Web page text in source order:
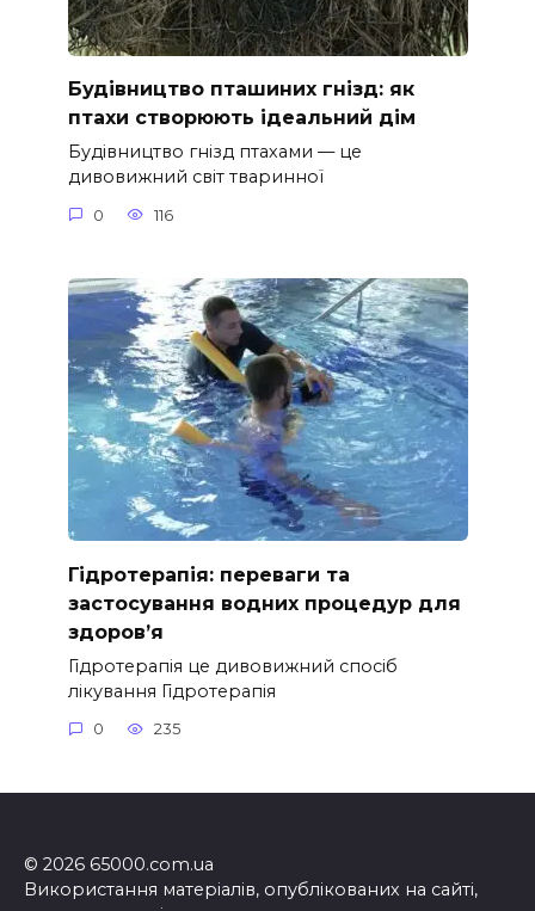
Будівництво пташиних гнізд: як
птахи створюють ідеальний дім
Будівництво гнізд птахами — це
дивовижний світ тваринної
0 116
Гідротерапія: переваги та
застосування водних процедур для
здоров’я
Гідротерапія це дивовижний спосіб
лікування Гідротерапія
0 235
© 2026 65000.com.ua
Використання матеріалів, опублікованих на сайті,